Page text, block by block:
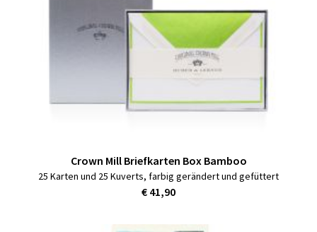
Crown Mill Briefkarten Box Bamboo
25 Karten und 25 Kuverts, farbig gerändert und gefüttert
€ 41,90